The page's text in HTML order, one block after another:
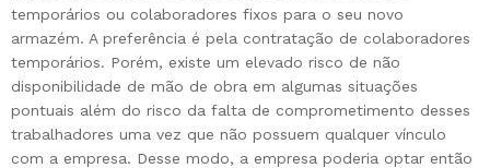
temporários ou colaboradores fixos para o seu novo
armazém. A preferência é pela contratação de colaboradores
temporários. Porém, existe um elevado risco de não
disponibilidade de mão de obra em algumas situações
pontuais além do risco da falta de comprometimento desses
trabalhadores uma vez que não possuem qualquer vínculo
com a empresa. Desse modo, a empresa poderia optar então